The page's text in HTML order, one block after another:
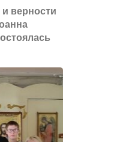
верности